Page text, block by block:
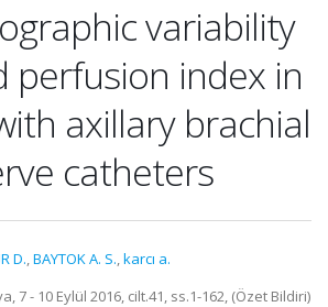
variability
perfusion index in
axillary brachial
catheters
D.,BAYTOK A. S.,karcı a.
7 - 10 Eylül 2016, cilt.41, ss.1-162, (Özet Bildiri)